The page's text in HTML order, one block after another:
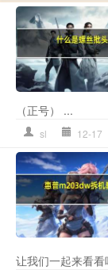
（正号） ...
sl 12-17
让我们一起来看